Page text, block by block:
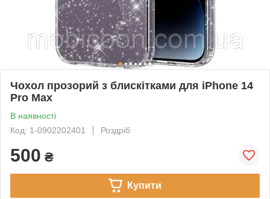
Чохол прозорий з блискітками для iРhone 14
Pro Max
В наявності
Код: 1-0902202401
Роздріб
500 ₴
Купити